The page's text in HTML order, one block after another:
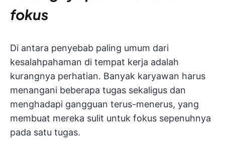
fokus
Di antara penyebab paling umum dari
kesalahpahaman di tempat kerja adalah
kurangnya perhatian. Banyak karyawan harus
menangani beberapa tugas sekaligus dan
menghadapi gangguan terus-menerus, yang
membuat mereka sulit untuk fokus sepenuhnya
pada satu tugas.